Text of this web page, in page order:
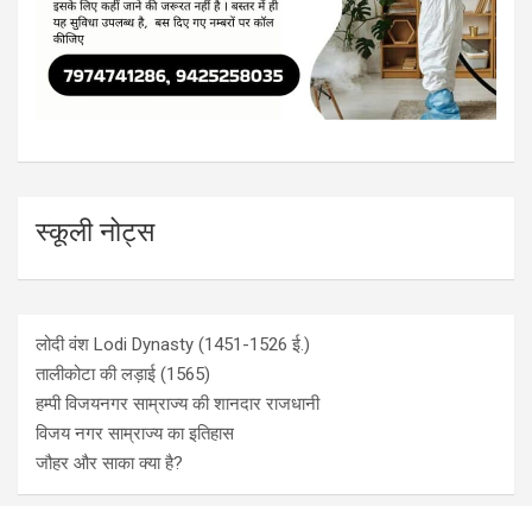
स्कूली नोट्स
लोदी वंश Lodi Dynasty (1451-1526 ई.)
तालीकोटा की लड़ाई (1565)
हम्पी विजयनगर साम्राज्य की शानदार राजधानी
विजय नगर साम्राज्य का इतिहास
जौहर और साका क्या है?